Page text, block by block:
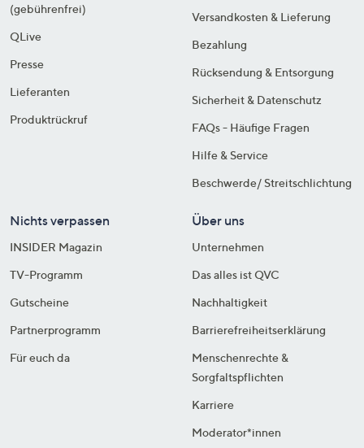
(gebührenfrei)
QLive
Presse
Lieferanten
Produktrückruf
Versandkosten & Lieferung
Bezahlung
Rücksendung & Entsorgung
Sicherheit & Datenschutz
FAQs - Häufige Fragen
Hilfe & Service
Beschwerde/ Streitschlichtung
Nichts verpassen
INSIDER Magazin
TV-Programm
Gutscheine
Partnerprogramm
Für euch da
Über uns
Unternehmen
Das alles ist QVC
Nachhaltigkeit
Barrierefreiheitserklärung
Menschenrechte &
Sorgfaltspflichten
Karriere
Moderator*innen